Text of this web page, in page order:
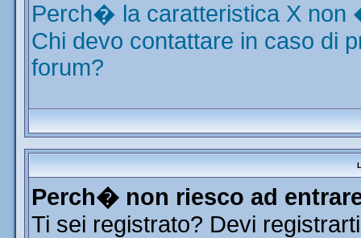
Perch� la caratteristica X non
Chi devo contattare in caso di
forum?
Perch� non riesco ad
Ti sei registrato? Devi